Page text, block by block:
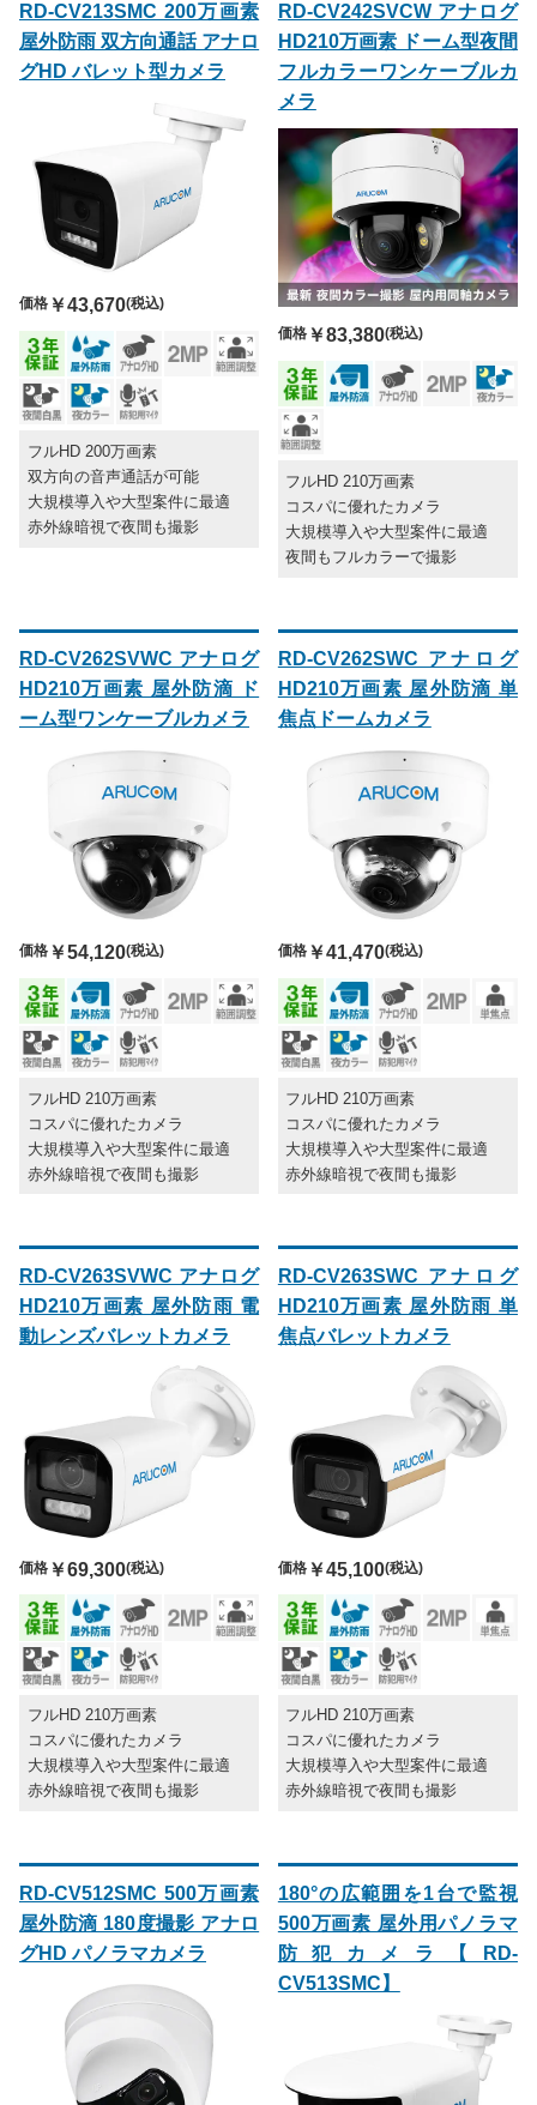
RD-CV213SMC 200万画素
屋外防雨 双方向通話 アナロ
グHD バレット型カメラ
価格 ￥43,670(税込)
フルHD 200万画素
双方向の音声通話が可能
大規模導入や大型案件に最適
赤外線暗視で夜間も撮影
RD-CV242SVCW アナログ
HD210万画素 ドーム型夜間
フルカラーワンケーブルカ
メラ
価格￥83,380(税込)
フルHD 210万画素
コスパに優れたカメラ
大規模導入や大型案件に最適
夜間もフルカラーで撮影
RD-CV262SVWC アナログ
HD210万画素 屋外防滴 ド
ーム型ワンケーブルカメラ
価格 ￥54,120(税込)
フルHD 210万画素
コスパに優れたカメラ
大規模導入や大型案件に最適
赤外線暗視で夜間も撮影
RD-CV262SWC アナログ
HD210万画素 屋外防滴 単
焦点ドームカメラ
価格￥41,470(税込)
フルHD 210万画素
コスパに優れたカメラ
大規模導入や大型案件に最適
赤外線暗視で夜間も撮影
RD-CV263SVWC アナログ
HD210万画素 屋外防雨 電
動レンズバレットカメラ
価格 ￥69,300(税込)
フルHD 210万画素
コスパに優れたカメラ
大規模導入や大型案件に最適
赤外線暗視で夜間も撮影
RD-CV263SWC アナログ
HD210万画素 屋外防雨 単
焦点バレットカメラ
価格￥45,100(税込)
フルHD 210万画素
コスパに優れたカメラ
大規模導入や大型案件に最適
赤外線暗視で夜間も撮影
RD-CV512SMC 500万画素
屋外防滴 180度撮影 アナロ
グHD パノラマカメラ
180°の広範囲を1台で監視
500万画素 屋外用パノラマ
防犯カメラ【RD-
CV513SMC】